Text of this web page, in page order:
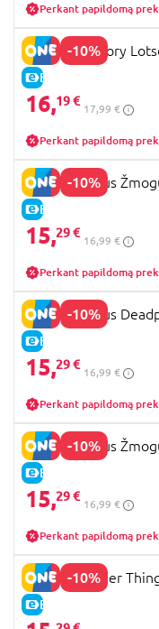
Perkant papildomą
-10%
E-KAINA
YUME Toy Story
16,19 €
17,99 €
Perkant papildomą
-10%
E-KAINA
YUME Herojus
15,29 €
16,99 €
Perkant papildomą
-10%
E-KAINA
YUME Herojus
15,29 €
16,99 €
Perkant papildomą
-10%
E-KAINA
YUME Herojus
15,29 €
16,99 €
Perkant papildomą
-10%
E-KAINA
YUME Stranger